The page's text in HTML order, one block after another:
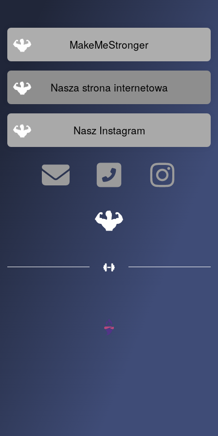
MakeMeStronger
Nasza strona internetowa
Nasz Instagram